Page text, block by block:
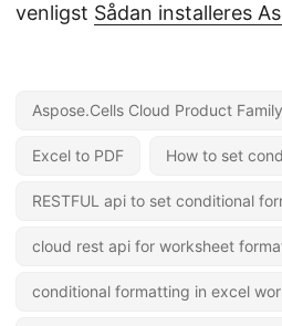
venligst Sådan installeres
Aspose.Cells Cloud Product Family
Excel to PDF How to set
RESTFUL api to set conditional
cloud rest api for worksheet
conditional formatting in excel